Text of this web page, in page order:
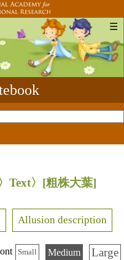
☰
Text〉 [粗株大葉]
Allusion description
Small Medium Large